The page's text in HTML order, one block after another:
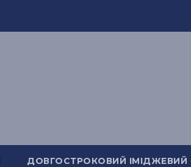
ДОВГОСТРОКОВИЙ ІМІДЖЕВИЙ